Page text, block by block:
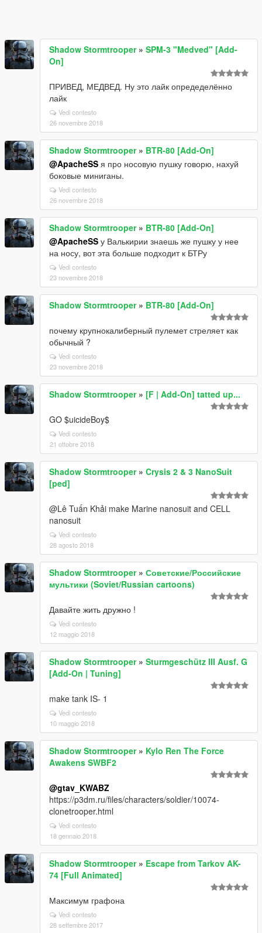
Shadow Stormtrooper» SPM-3 "Medved" [Add-
On]
ПРИВЕД, МЕДВЕД. Ну это лайк опредеделённо
лайк
Vedi contesto
26 novembre 2018
Shadow Stormtrooper» BTR-80 [Add-On]
@ApacheSS я про носовую пушку говорю, нахуй
боковые миниганы.
Vedi contesto
26 novembre 2018
Shadow Stormtrooper» BTR-80 [Add-On]
@ApacheSS у Валькирии знаешь же пушку у нее
на носу, вот эта больше подходит к БТРу
Vedi contesto
23 novembre 2018
Shadow Stormtrooper» BTR-80 [Add-On]
почему крупнокалиберный пулемет стреляет как
обычный ?
Vedi contesto
23 novembre 2018
Shadow Stormtrooper» [F | Add-On] tatted up...
GO $uicideBoy$
Vedi contesto
21 ottobre 2018
Shadow Stormtrooper» Crysis 2 & 3 NanoSuit
[ped]
@Lê Tuấn Khải make Marine nanosuit and CELL
nanosuit
Vedi contesto
28 agosto 2018
Shadow Stormtrooper» Советские/Российские
мультики (Soviet/Russian cartoons)
Давайте жить дружно !
Vedi contesto
12 maggio 2018
Shadow Stormtrooper» Sturmgeschütz III Ausf. G
[Add-On | Tuning]
make tank IS- 1
Vedi contesto
10 maggio 2018
Shadow Stormtrooper» Kylo Ren The Force
Awakens SWBF2
@gtav_KWABZ
https://p3dm.ru/files/characters/soldier/10074-
clonetrooper.html
Vedi contesto
18 gennaio 2018
Shadow Stormtrooper» Escape from Tarkov AK-
74 [Full Animated]
Максимум графона
Vedi contesto
28 settembre 2017